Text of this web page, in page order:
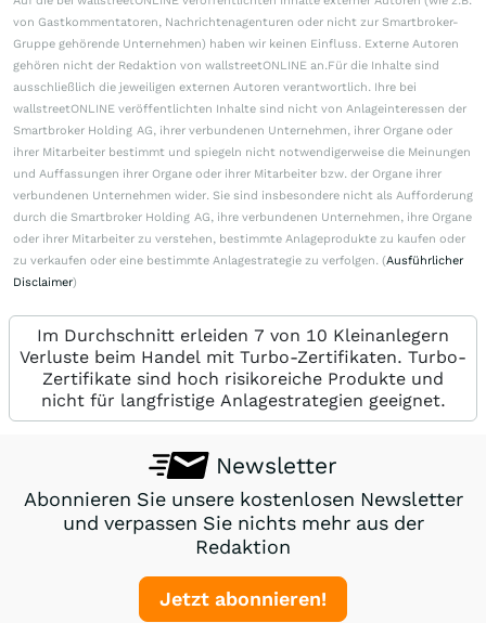
von Gastkommentatoren, Nachrichtenagenturen oder nicht zur Smartbroker-
Gruppe gehörende Unternehmen) haben wir keinen Einfluss. Externe Autoren
gehören nicht der Redaktion von wallstreetONLINE an.Für die Inhalte sind
ausschließlich die jeweiligen externen Autoren verantwortlich. Ihre bei
wallstreetONLINE veröffentlichten Inhalte sind nicht von Anlageinteressen der
Smartbroker Holding AG, ihrer verbundenen Unternehmen, ihrer Organe oder
ihrer Mitarbeiter bestimmt und spiegeln nicht notwendigerweise die Meinungen
und Auffassungen ihrer Organe oder ihrer Mitarbeiter bzw. der Organe ihrer
verbundenen Unternehmen wider. Sie sind insbesondere nicht als Aufforderung
durch die Smartbroker Holding AG, ihre verbundenen Unternehmen, ihre Organe
oder ihrer Mitarbeiter zu verstehen, bestimmte Anlageprodukte zu kaufen oder
zu verkaufen oder eine bestimmte Anlagestrategie zu verfolgen. (Ausführlicher
Disclaimer)
Im Durchschnitt erleiden 7 von 10 Kleinanlegern
Verluste beim Handel mit Turbo-Zertifikaten. Turbo-
Zertifikate sind hoch risikoreiche Produkte und
nicht für langfristige Anlagestrategien geeignet.
Newsletter
Abonnieren Sie unsere kostenlosen Newsletter
und verpassen Sie nichts mehr aus der
Redaktion
Jetzt abonnieren!